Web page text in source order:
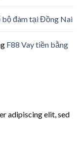
bộ đàm tại Đồng Nai
F88 Vay tiền bằng
adipiscing elit, sed